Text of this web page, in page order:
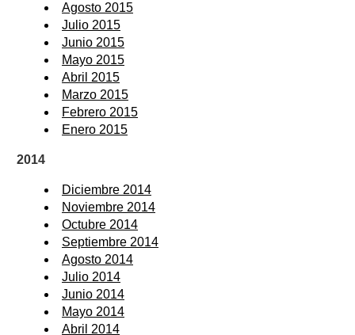
Agosto 2015
Julio 2015
Junio 2015
Mayo 2015
Abril 2015
Marzo 2015
Febrero 2015
Enero 2015
2014
Diciembre 2014
Noviembre 2014
Octubre 2014
Septiembre 2014
Agosto 2014
Julio 2014
Junio 2014
Mayo 2014
Abril 2014